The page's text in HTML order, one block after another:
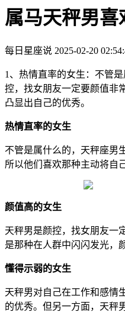
属马天秤男
每日星座说 2025-02-20
1、热情直率的女生：不管
控，找女朋友一定要颜值非
凸显出自己的优秀。
热情直率的女生
不管是属什么的，天秤座男
所以他们喜欢那种主动将自
颜值高的女生
天秤男是颜控，找女朋友一
是那种在人群中闪闪发光，
懂得示弱的女生
天秤男对自己在工作和感情
的优秀。但另一方面，天秤